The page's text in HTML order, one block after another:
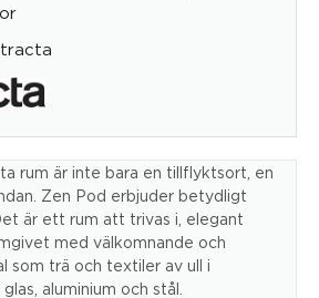
rum är inte bara en tillflyktsort, en
Zen Pod erbjuder betydligt
är ett rum att trivas i, elegant
med välkomnande och
som trä och textiler av ull i
aluminium och stål.